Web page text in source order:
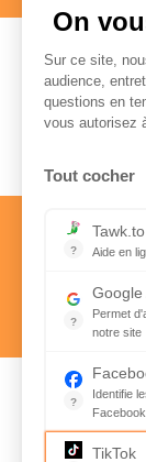
On
Sur ce site,
audience,
questions en
vous autorisez
Tout cocher
?
Tawk.to
Aide en
?
Google
Permet
notre site
?
Identifie
Facebook
Parce
TikTok